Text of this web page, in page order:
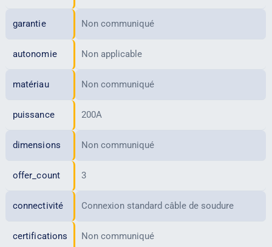
garantie Non communiqué
autonomie Non applicable
matériau Non communiqué
puissance 200A
dimensions Non communiqué
offer_count 3
connectivité Connexion standard câble de soudure
certifications Non communiqué